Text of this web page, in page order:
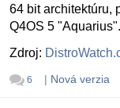
64 bit architektúru,
Q4OS 5 "Aquarius".
Zdroj:
6 | Nová verzia